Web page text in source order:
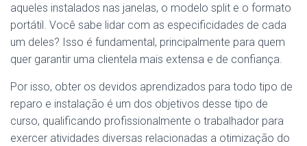
aqueles instalados nas janelas, o modelo split e o formato
portátil. Você sabe lidar com as especificidades de cada
um deles? Isso é fundamental, principalmente para quem
quer garantir uma clientela mais extensa e de confiança.
Por isso, obter os devidos aprendizados para todo tipo de
reparo e instalação é um dos objetivos desse tipo de
curso, qualificando profissionalmente o trabalhador para
exercer atividades diversas relacionadas a otimização do